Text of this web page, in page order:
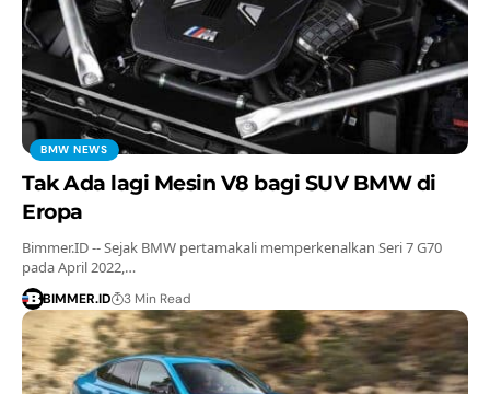
BMW NEWS
Tak Ada lagi Mesin V8 bagi SUV BMW di
Eropa
Bimmer.ID -- Sejak BMW pertamakali memperkenalkan Seri 7 G70
pada April 2022,…
BIMMER.ID 3 Min Read